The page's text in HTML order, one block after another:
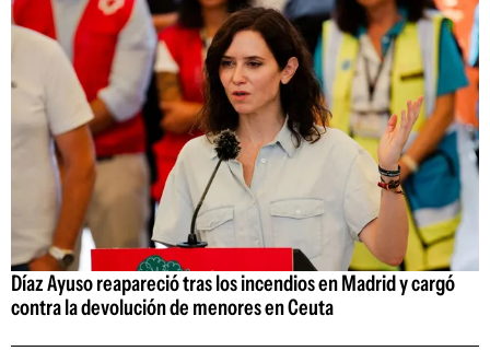
Díaz Ayuso reapareció tras los incendios en Madrid y cargó
contra la devolución de menores en Ceuta